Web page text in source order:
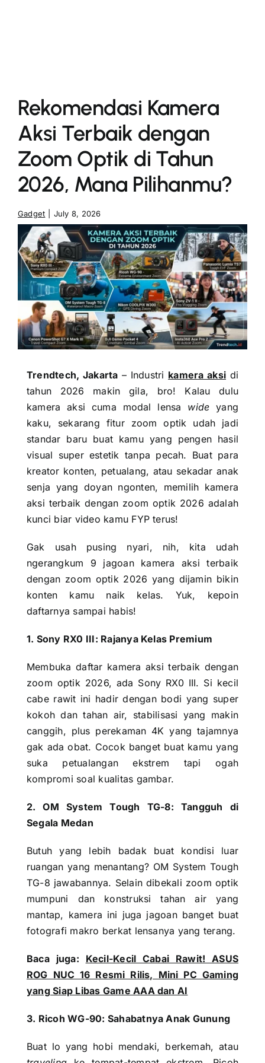
Rekomendasi Kamera
Aksi Terbaik dengan
Zoom Optik di Tahun
2026, Mana Pilihanmu?
Gadget July 8, 2026
Trendtech, Jakarta – Industri kamera aksi di
tahun 2026 makin gila, bro! Kalau dulu
kamera aksi cuma modal lensa wide yang
kaku, sekarang fitur zoom optik udah jadi
standar baru buat kamu yang pengen hasil
visual super estetik tanpa pecah. Buat para
kreator konten, petualang, atau sekadar anak
senja yang doyan ngonten, memilih kamera
aksi terbaik dengan zoom optik 2026 adalah
kunci biar video kamu FYP terus!
Gak usah pusing nyari, nih, kita udah
ngerangkum 9 jagoan kamera aksi terbaik
dengan zoom optik 2026 yang dijamin bikin
konten kamu naik kelas. Yuk, kepoin
daftarnya sampai habis!
1. Sony RX0 III: Rajanya Kelas Premium
Membuka daftar kamera aksi terbaik dengan
zoom optik 2026, ada Sony RX0 III. Si kecil
cabe rawit ini hadir dengan bodi yang super
kokoh dan tahan air, stabilisasi yang makin
canggih, plus perekaman 4K yang tajamnya
gak ada obat. Cocok banget buat kamu yang
suka petualangan ekstrem tapi ogah
kompromi soal kualitas gambar.
2. OM System Tough TG-8: Tangguh di
Segala Medan
Butuh yang lebih badak buat kondisi luar
ruangan yang menantang? OM System Tough
TG-8 jawabannya. Selain dibekali zoom optik
mumpuni dan konstruksi tahan air yang
mantap, kamera ini juga jagoan banget buat
fotografi makro berkat lensanya yang terang.
Baca juga: Kecil-Kecil Cabai Rawit! ASUS
ROG NUC 16 Resmi Rilis, Mini PC Gaming
yang Siap Libas Game AAA dan AI
3. Ricoh WG-90: Sahabatnya Anak Gunung
Buat lo yang hobi mendaki, berkemah, atau